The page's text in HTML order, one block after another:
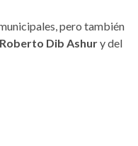
pero también
Roberto Dib Ashury del